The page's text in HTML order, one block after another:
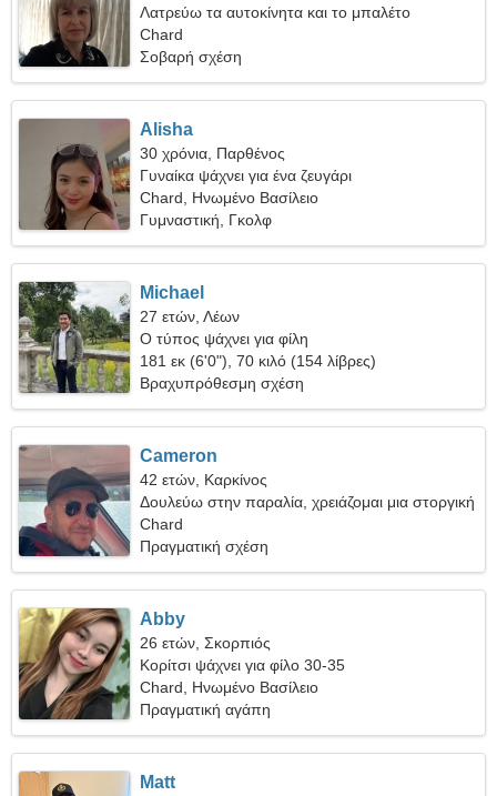
Λατρεύω τα αυτοκίνητα και το μπαλέτο
Chard
Σοβαρή σχέση
Alisha
30 χρόνια, Παρθένος
Γυναίκα ψάχνει για ένα ζευγάρι
Chard, Ηνωμένο Βασίλειο
Γυμναστική, Γκολφ
Michael
27 ετών, Λέων
Ο τύπος ψάχνει για φίλη
181 εκ (6'0"), 70 κιλό (154 λίβρες)
Βραχυπρόθεσμη σχέση
Cameron
42 ετών, Καρκίνος
Δουλεύω στην παραλία, χρειάζομαι μια στοργική
γυναίκα
Chard
Πραγματική σχέση
Abby
26 ετών, Σκορπιός
Κορίτσι ψάχνει για φίλο 30-35
Chard, Ηνωμένο Βασίλειο
Πραγματική αγάπη
Matt